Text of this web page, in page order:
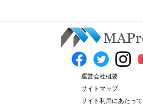
運営会社概要
サイトマップ
サイト利用にあたって